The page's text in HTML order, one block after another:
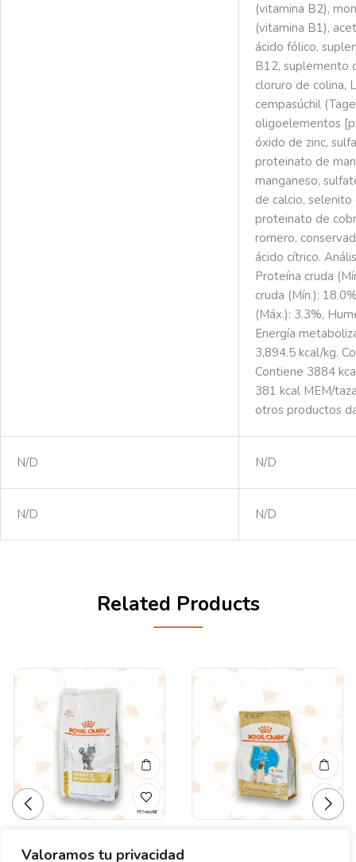
Valoramos tu privacidad
(vitamina B2),
(vitamina B1),
ácido fólico,
B12, suplemento
cloruro de colina,
cempasúchil
oligoelementos
óxido de zinc,
proteinato de
manganeso,
de calcio, selenito
proteinato de
romero,
ácido cítrico.
Proteína cruda
cruda (Mín.):
(Máx.): 3.3%,
Energía
3,894.5 kcal/kg.
Contiene 3884
381 kcal MEM/
otros productos
N/D N/D
N/D N/D
Related Products
Valorado